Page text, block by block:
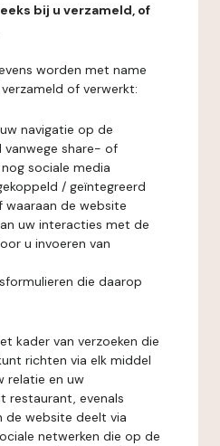
bij u verzameld, of
worden met name
of verwerkt:
navigatie op de
share- of
sociale media
/ geïntegreerd
waaraan de website
uw interacties met de
u invoeren van
die daarop
kader van verzoeken die
richten via elk middel
relatie en uw
restaurant, evenals
de website deelt via
netwerken die op de